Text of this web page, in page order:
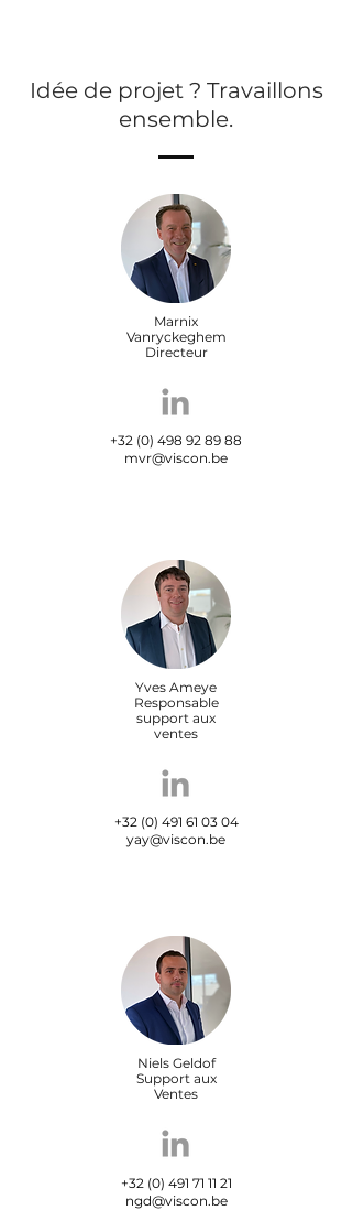
Idée de projet ? Travaillons
ensemble.
Marnix
Vanryckeghem
Directeur
+32 (0) 498 92 89 88
mvr@viscon.be
Yves Ameye
Responsable
support aux
ventes
+32 (0) 491 61 03 04
yay@viscon.be
Niels Geldof
Support aux
Ventes
+32 (0) 491 71 11 21
ngd@viscon.be